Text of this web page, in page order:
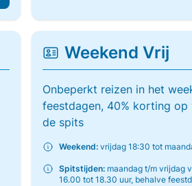
Weekend Vrij
Onbeperkt reizen in het
feestdagen, 40% korting op
de spits
Weekend: vrijdag 18:30 tot
Spitstijden: maandag t/m vrijdag
16.00 tot 18.30 uur, behalve